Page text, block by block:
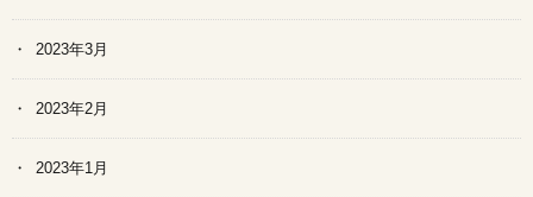
2023年3月
2023年2月
2023年1月